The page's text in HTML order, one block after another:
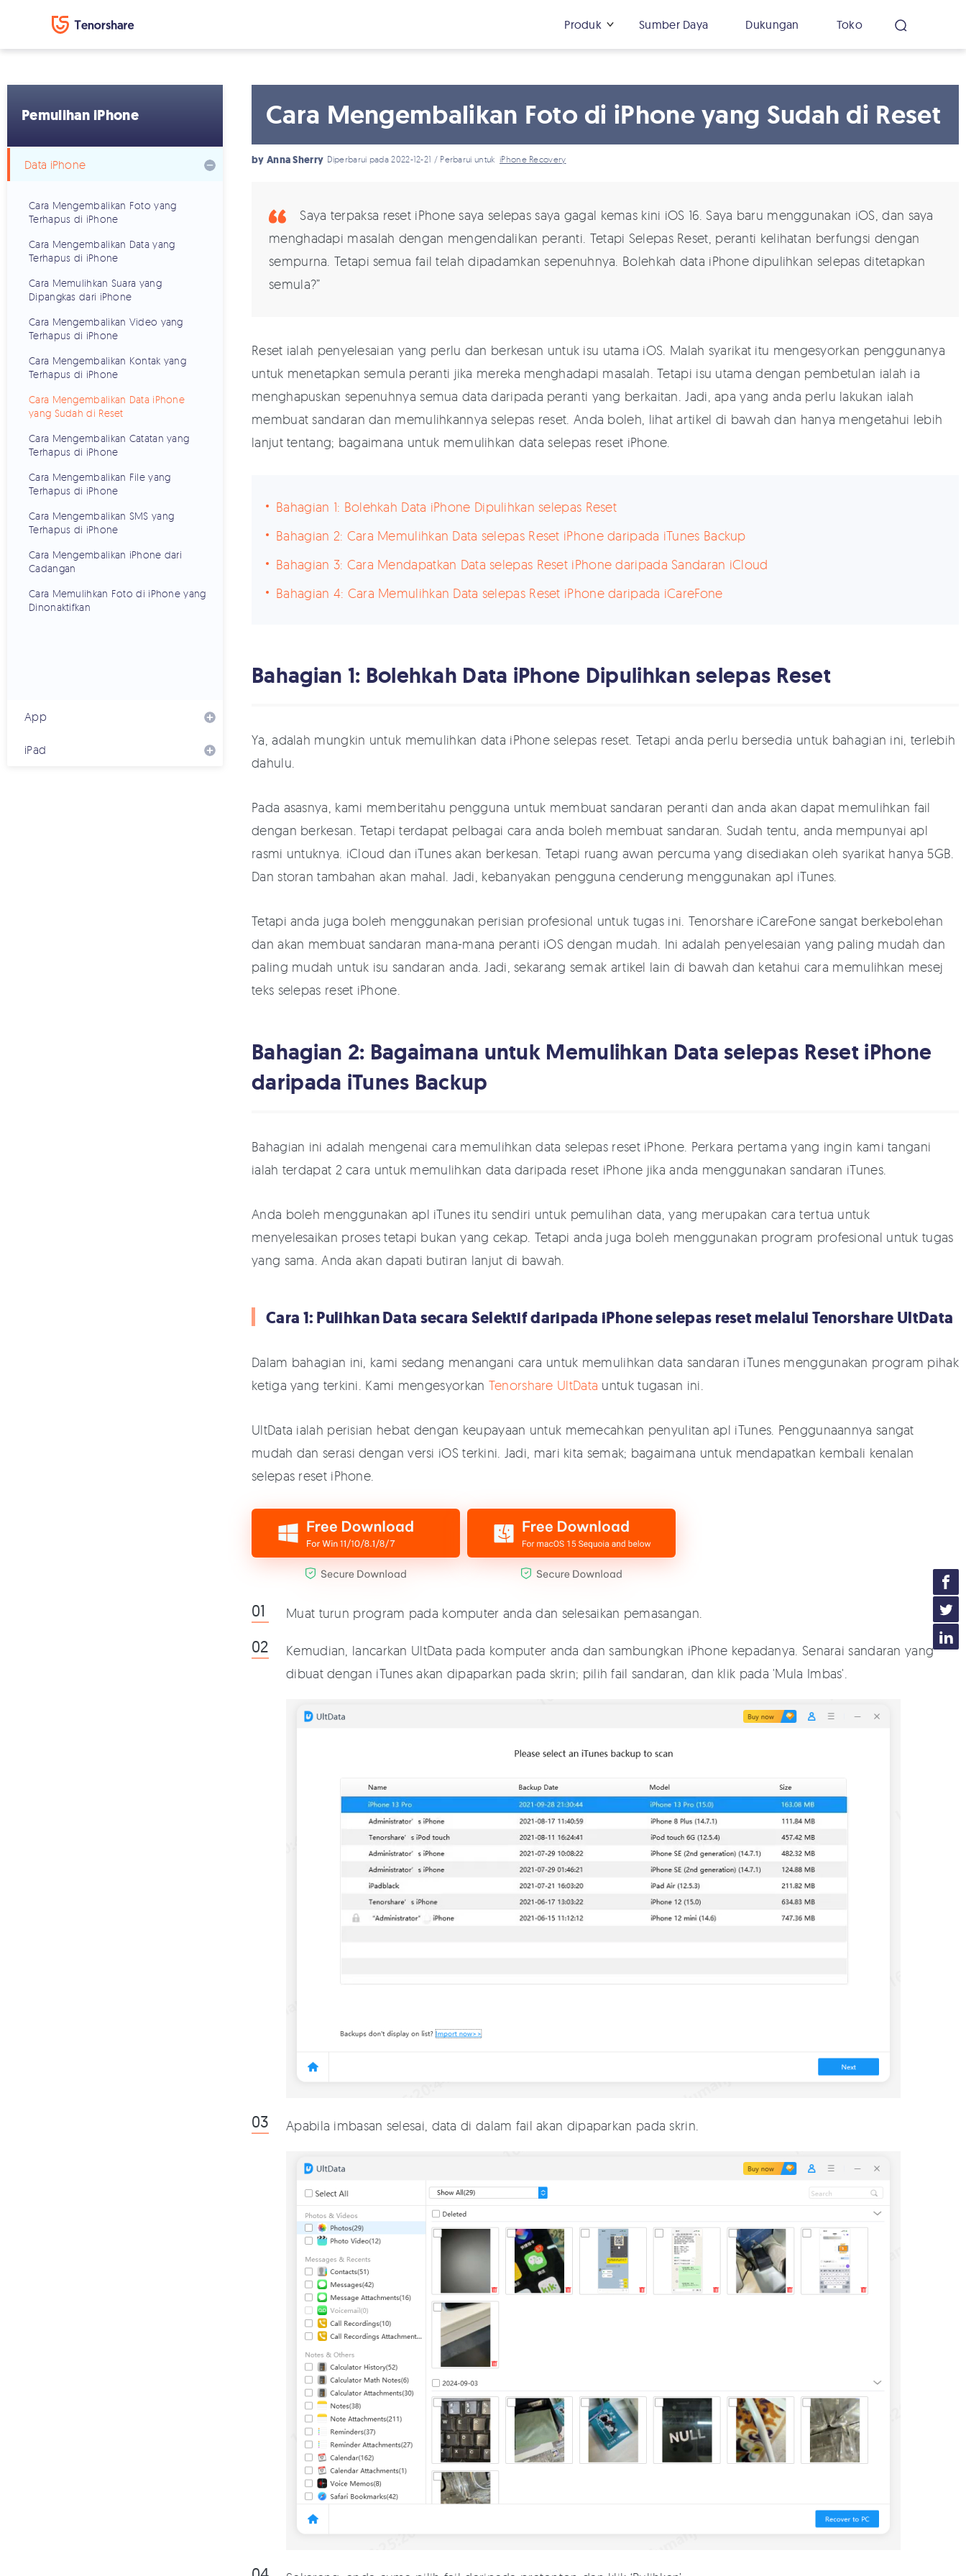
Produk Sumber Daya Dukungan Toko
Pemulihan iPhone
Data iPhone
Cara Mengembalikan Foto yang
Terhapus di iPhone
Cara Mengembalikan Data yang
Terhapus di iPhone
Cara Memulihkan Suara yang
Dipangkas dari iPhone
Cara Mengembalikan Video yang
Terhapus di iPhone
Cara Mengembalikan Kontak yang
Terhapus di iPhone
Cara Mengembalikan Data iPhone
yang Sudah di Reset
Cara Mengembalikan Catatan yang
Terhapus di iPhone
Cara Mengembalikan File yang
Terhapus di iPhone
Cara Mengembalikan SMS yang
Terhapus di iPhone
Cara Mengembalikan iPhone dari
Cadangan
Cara Memulihkan Foto di iPhone yang
Dinonaktifkan
App
iPad
Cara Mengembalikan Foto di iPhone yang Sudah di Reset
by Anna Sherry Diperbarui pada 2022-12-21 / Perbarui untukiPhone Recovery
Saya terpaksa reset iPhone saya selepas saya gagal kemas kini iOS 16. Saya baru menggunakan iOS, dan saya
menghadapi masalah dengan mengendalikan peranti. Tetapi Selepas Reset, peranti kelihatan berfungsi dengan
sempurna. Tetapi semua fail telah dipadamkan sepenuhnya. Bolehkah data iPhone dipulihkan selepas ditetapkan
semula?”
Reset ialah penyelesaian yang perlu dan berkesan untuk isu utama iOS. Malah syarikat itu mengesyorkan penggunanya
untuk menetapkan semula peranti jika mereka menghadapi masalah. Tetapi isu utama dengan pembetulan ialah ia
menghapuskan sepenuhnya semua data daripada peranti yang berkaitan. Jadi, apa yang anda perlu lakukan ialah
membuat sandaran dan memulihkannya selepas reset. Anda boleh, lihat artikel di bawah dan hanya mengetahui lebih
lanjut tentang; bagaimana untuk memulihkan data selepas reset iPhone.
Bahagian 1: Bolehkah Data iPhone Dipulihkan selepas Reset
Bahagian 2: Cara Memulihkan Data selepas Reset iPhone daripada iTunes Backup
Bahagian 3: Cara Mendapatkan Data selepas Reset iPhone daripada Sandaran iCloud
Bahagian 4: Cara Memulihkan Data selepas Reset iPhone daripada iCareFone
Bahagian 1: Bolehkah Data iPhone Dipulihkan selepas Reset
Ya, adalah mungkin untuk memulihkan data iPhone selepas reset. Tetapi anda perlu bersedia untuk bahagian ini, terlebih
dahulu.
Pada asasnya, kami memberitahu pengguna untuk membuat sandaran peranti dan anda akan dapat memulihkan fail
dengan berkesan. Tetapi terdapat pelbagai cara anda boleh membuat sandaran. Sudah tentu, anda mempunyai apl
rasmi untuknya. iCloud dan iTunes akan berkesan. Tetapi ruang awan percuma yang disediakan oleh syarikat hanya 5GB.
Dan storan tambahan akan mahal. Jadi, kebanyakan pengguna cenderung menggunakan apl iTunes.
Tetapi anda juga boleh menggunakan perisian profesional untuk tugas ini. Tenorshare iCareFone sangat berkebolehan
dan akan membuat sandaran mana-mana peranti iOS dengan mudah. Ini adalah penyelesaian yang paling mudah dan
paling mudah untuk isu sandaran anda. Jadi, sekarang semak artikel lain di bawah dan ketahui cara memulihkan mesej
teks selepas reset iPhone.
Bahagian 2: Bagaimana untuk Memulihkan Data selepas Reset iPhone
daripada iTunes Backup
Bahagian ini adalah mengenai cara memulihkan data selepas reset iPhone. Perkara pertama yang ingin kami tangani
ialah terdapat 2 cara untuk memulihkan data daripada reset iPhone jika anda menggunakan sandaran iTunes.
Anda boleh menggunakan apl iTunes itu sendiri untuk pemulihan data, yang merupakan cara tertua untuk
menyelesaikan proses tetapi bukan yang cekap. Tetapi anda juga boleh menggunakan program profesional untuk tugas
yang sama. Anda akan dapati butiran lanjut di bawah.
Cara 1: Pulihkan Data secara Selektif daripada iPhone selepas reset melalui Tenorshare UltData
Dalam bahagian ini, kami sedang menangani cara untuk memulihkan data sandaran iTunes menggunakan program pihak
ketiga yang terkini. Kami mengesyorkan Tenorshare UltData untuk tugasan ini.
UltData ialah perisian hebat dengan keupayaan untuk memecahkan penyulitan apl iTunes. Penggunaannya sangat
mudah dan serasi dengan versi iOS terkini. Jadi, mari kita semak; bagaimana untuk mendapatkan kembali kenalan
selepas reset iPhone.
Muat turun program pada komputer anda dan selesaikan pemasangan.
Kemudian, lancarkan UltData pada komputer anda dan sambungkan iPhone kepadanya. Senarai sandaran yang
dibuat dengan iTunes akan dipaparkan pada skrin; pilih fail sandaran, dan klik pada 'Mula Imbas'.
Apabila imbasan selesai, data di dalam fail akan dipaparkan pada skrin.